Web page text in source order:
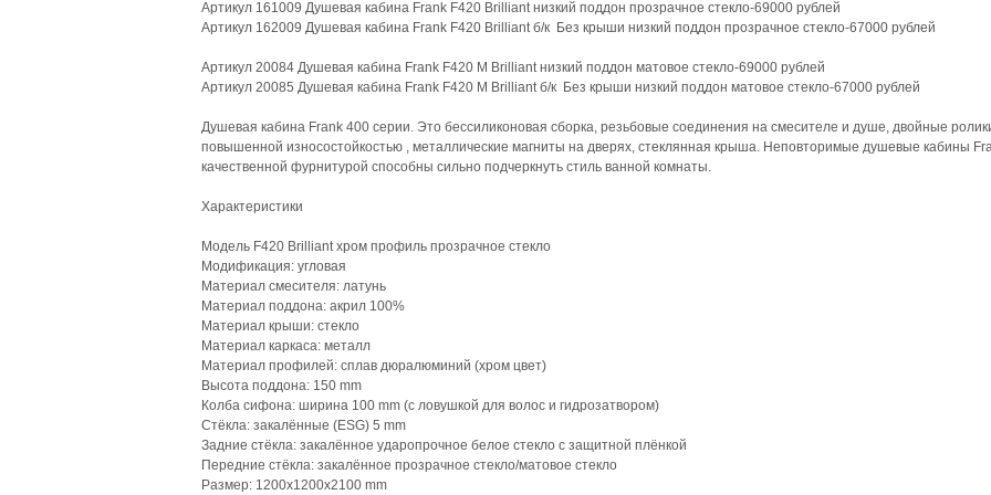
Артикул 161009 Душевая кабина Frank F420 Brilliant низкий поддон прозрачное стекло-69000 рублей
Артикул 162009 Душевая кабина Frank F420 Brilliant б/к Без крыши низкий поддон прозрачное стекло-67000 рублей
Артикул 20084 Душевая кабина Frank F420 М Brilliant низкий поддон матовое стекло-69000 рублей
Артикул 20085 Душевая кабина Frank F420 М Brilliant б/к Без крыши низкий поддон матовое стекло-67000 рублей
Душевая кабина Frank 400 серии. Это бессиликоновая сборка, резьбовые соединения на смесителе и душе, двойные
повышенной износостойкостью , металлические магниты на дверях, стеклянная крыша. Неповторимые душевые кабины
качественной фурнитурой способны сильно подчеркнуть стиль ванной комнаты.
Характеристики
Модель F420 Brilliant хром профиль прозрачное стекло
Модификация: угловая
Материал смесителя: латунь
Материал поддона: акрил 100%
Материал крыши: стекло
Материал каркаса: металл
Материал профилей: сплав дюралюминий (хром цвет)
Высота поддона: 150 mm
Колба сифона: ширина 100 mm (с ловушкой для волос и гидрозатвором)
Стёкла: закалённые (ESG) 5 mm
Задние стёкла: закалённое ударопрочное белое стекло с защитной плёнкой
Передние стёкла: закалённое прозрачное стекло/матовое стекло
Размер: 1200х1200х2100 mm